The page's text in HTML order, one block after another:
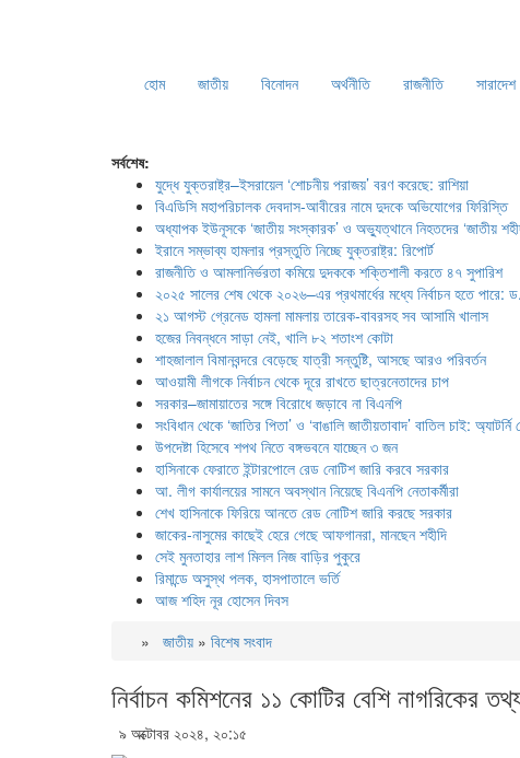
হোম জাতীয় বিনোদন অর্থনীতি রাজনীতি সারাদেশ
সর্বশেষ:
যুদ্ধে যুক্তরাষ্ট্র–ইসরায়েল ‘শোচনীয় পরাজয়’ বরণ করেছে: রাশিয়া
বিএডিসি মহাপরিচালক দেবদাস-আবীরের নামে দুদকে অভিযোগের ফিরিস্তি
অধ্যাপক ইউনূসকে ‘জাতীয় সংস্কারক’ ও অভ্যুত্থানে নিহতদের ‘জাতীয়
ইরানে সম্ভাব্য হামলার প্রস্তুতি নিচ্ছে যুক্তরাষ্ট্র: রিপোর্ট
রাজনীতি ও আমলানির্ভরতা কমিয়ে দুদককে শক্তিশালী করতে ৪৭ সুপারিশ
২০২৫ সালের শেষ থেকে ২০২৬–এর প্রথমার্ধের মধ্যে নির্বাচন হতে পারে:
২১ আগস্ট গ্রেনেড হামলা মামলায় তারেক-বাবরসহ সব আসামি খালাস
হজের নিবন্ধনে সাড়া নেই, খালি ৮২ শতাংশ কোটা
শাহজালাল বিমানবন্দরে বেড়েছে যাত্রী সন্তুষ্টি, আসছে আরও পরিবর্তন
আওয়ামী লীগকে নির্বাচন থেকে দূরে রাখতে ছাত্রনেতাদের চাপ
সরকার–জামায়াতের সঙ্গে বিরোধে জড়াবে না বিএনপি
সংবিধান থেকে ‘জাতির পিতা’ ও ‘বাঙালি জাতীয়তাবাদ’ বাতিল চাই: অ্যাটর্নি
উপদেষ্টা হিসেবে শপথ নিতে বঙ্গভবনে যাচ্ছেন ৩ জন
হাসিনাকে ফেরাতে ইন্টারপোলে রেড নোটিশ জারি করবে সরকার
আ. লীগ কার্যালয়ের সামনে অবস্থান নিয়েছে বিএনপি নেতাকর্মীরা
শেখ হাসিনাকে ফিরিয়ে আনতে রেড নোটিশ জারি করছে সরকার
জাকের-নাসুমের কাছেই হেরে গেছে আফগানরা, মানছেন শহীদি
সেই মুনতাহার লাশ মিলল নিজ বাড়ির পুকুরে
রিমান্ডে অসুস্থ পলক, হাসপাতালে ভর্তি
আজ শহিদ নূর হোসেন দিবস
» জাতীয় » বিশেষ সংবাদ
নির্বাচন কমিশনের ১১ কোটির বেশি নাগরিকের
৯ অক্টোবর ২০২৪, ২০:১৫